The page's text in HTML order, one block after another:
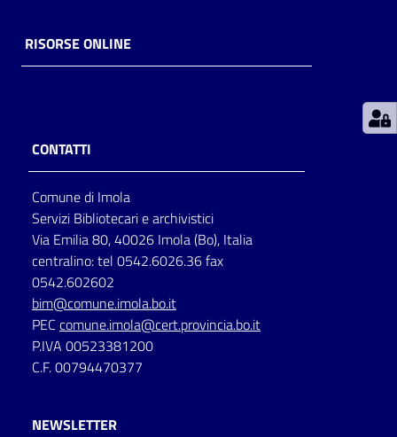
storico
per
lettura
Seguici
su
RISORSE ONLINE
CONTATTI
Comune di Imola
Servizi Bibliotecari e archivistici
Via Emilia 80, 40026 Imola (Bo), Italia
centralino: tel 0542.6026.36 fax
0542.602602
bim@comune.imola.bo.it
PEC comune.imola@cert.provincia.bo.it
P.IVA 00523381200
C.F. 00794470377
NEWSLETTER